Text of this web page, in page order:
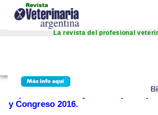
La revista del profesional
Expo Veterinarias y Pet Shops.
y Congreso 2016.